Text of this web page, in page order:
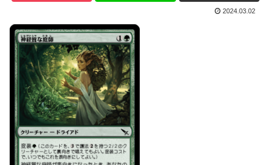
2024.03.02